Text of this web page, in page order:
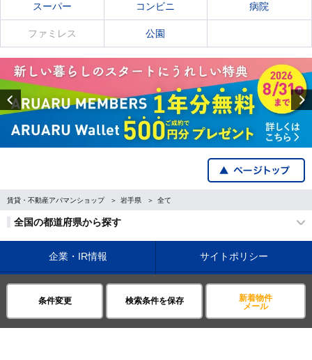
条件変更 検索条件を保存
新着物件
メール
スーパー コンビニ 病院
ファミレス 公園
Previous
賃貸・不動産アパマンショップ 岩手県 全て
全国の都道府県から探す
企業・IR情報 サイトポリシー
プライバシーポリシー 運営会社について
©APAMAN Co.,Ltd.